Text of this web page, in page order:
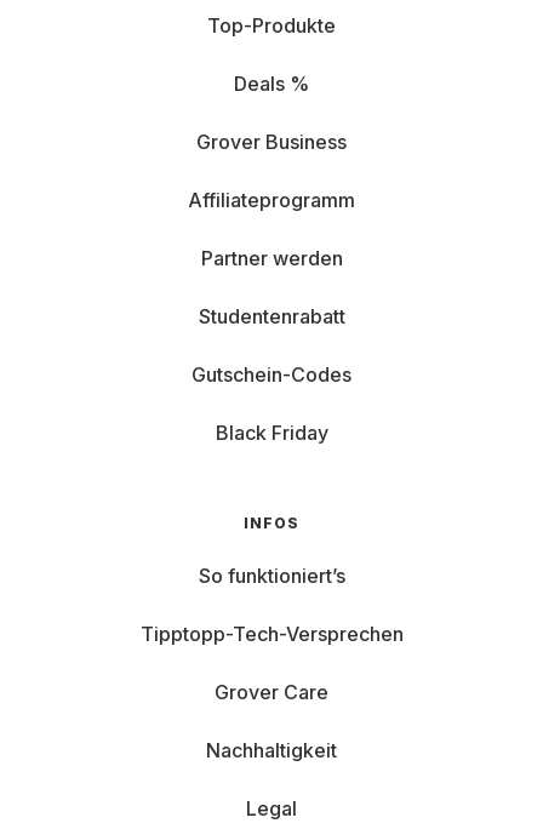
Top-Produkte
Deals %
Grover Business
Affiliateprogramm
Partner werden
Studentenrabatt
Gutschein-Codes
Black Friday
INFOS
So funktioniert’s
Tipptopp-Tech-Versprechen
Grover Care
Nachhaltigkeit
Legal